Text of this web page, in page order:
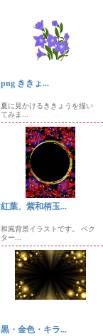
png ききょ...
夏に見かけるききょうを描い
てみま...
紅葉、紫和柄玉...
和風背景イラストです。 ベク
ター...
黒・金色・キラ...